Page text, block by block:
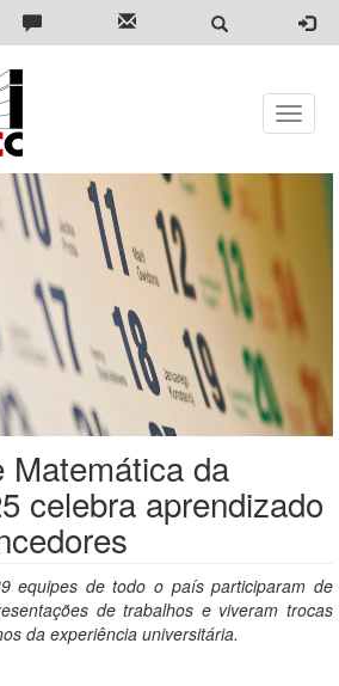
Toggle
Matemática da
celebra aprendizado
equipes de todo o país participaram de
de trabalhos e viveram trocas
da experiência universitária.